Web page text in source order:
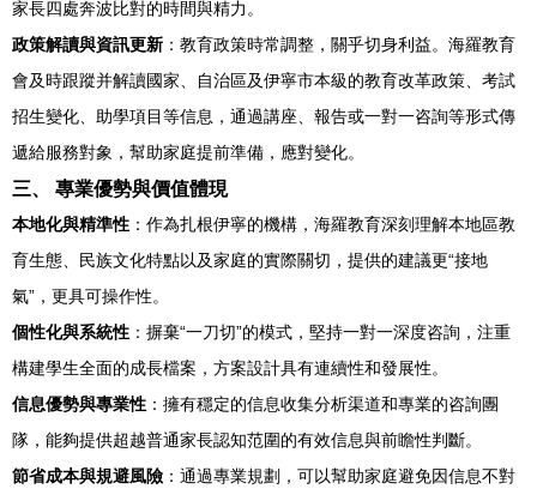
家長四處奔波比對的時間與精力。
政策解讀與資訊更新 ：教育政策時常調整，關乎切身利益。海羅教育
會及時跟蹤并解讀國家、自治區及伊寧市本級的教育改革政策、考試
招生變化、助學項目等信息，通過講座、報告或一對一咨詢等形式傳
遞給服務對象，幫助家庭提前準備，應對變化。
三、 專業優勢與價值體現
本地化與精準性 ：作為扎根伊寧的機構，海羅教育深刻理解本地區教
育生態、民族文化特點以及家庭的實際關切，提供的建議更“接地
氣”，更具可操作性。
個性化與系統性 ：摒棄“一刀切”的模式，堅持一對一深度咨詢，注重
構建學生全面的成長檔案，方案設計具有連續性和發展性。
信息優勢與專業性 ：擁有穩定的信息收集分析渠道和專業的咨詢團
隊，能夠提供超越普通家長認知范圍的有效信息與前瞻性判斷。
節省成本與規避風險 ：通過專業規劃，可以幫助家庭避免因信息不對